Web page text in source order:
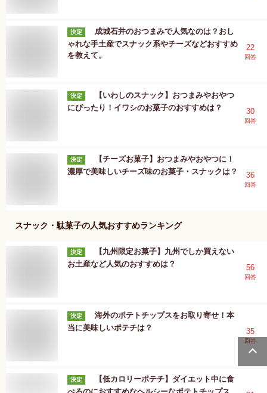
決定
成城石井のおつまみで人気なのは？おし
ゃれな手土産でスナック系やチーズなどおすすめ
を教えて。
22
回答
決定
【いわしのスナック】おつまみやおやつ
にぴったり！イワシのお菓子のおすすめは？
30
回答
決定
【チーズお菓子】おつまみやおやつに！
濃厚で美味しいチーズ味のお菓子・スナックは？
36
回答
スナック・駄菓子の人気おすすめランキング
決定
【九州限定お菓子】九州でしか買えない
お土産など人気のおすすめは？
56
回答
決定
海外のポテトチップスをお取り寄せ！本
当に美味しいポテチは？
35
回答
決定
【低カロリーポテチ】ダイエット中に食